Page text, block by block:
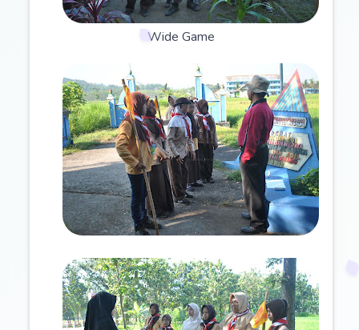
Wide Game